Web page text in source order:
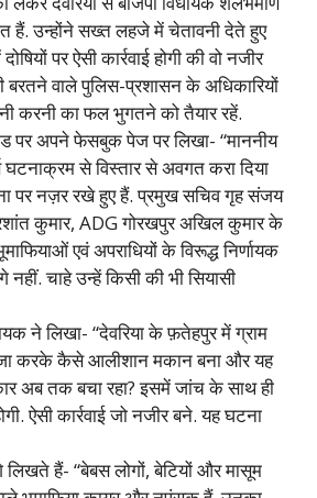
हैं. उन्होंने सख्त लहजे में चेतावनी देते हुए
पर ऐसी कार्रवाई होगी की वो नजीर
बरतने वाले पुलिस-प्रशासन के अधिकारियों
करनी का फल भुगतने को तैयार रहें.
पर अपने फेसबुक पेज पर लिखा- “माननीय
घटनाक्रम से विस्तार से अवगत करा दिया
पर नज़र रखे हुए हैं. प्रमुख सचिव गृह संजय
कुमार, ADG गोरखपुर अखिल कुमार के
एवं अपराधियों के विरूद्ध निर्णायक
चाहे उन्हें किसी की भी सियासी
ने लिखा- “देवरिया के फ़तेहपुर में ग्राम
करके कैसे आलीशान मकान बना और यह
अब तक बचा रहा? इसमें जांच के साथ ही
ऐसी कार्रवाई जो नजीर बने. यह घटना
हैं- “बेबस लोगों, बेटियों और मासूम